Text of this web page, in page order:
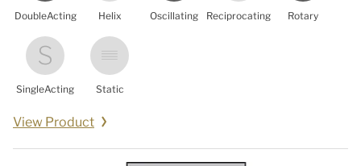
DoubleActing Helix Oscillating Reciprocating Rotary
SingleActing Static
View Product